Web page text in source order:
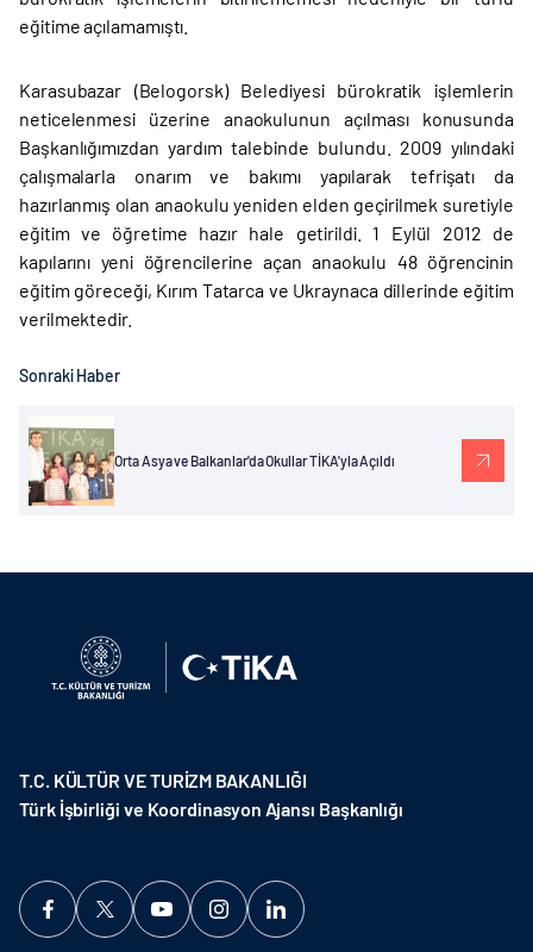
eğitime açılamamıştı.
Karasubazar (Belogorsk) Belediyesi bürokratik işlemlerin
neticelenmesi üzerine anaokulunun açılması konusunda
Başkanlığımızdan yardım talebinde bulundu. 2009 yılındaki
çalışmalarla onarım ve bakımı yapılarak tefrişatı da
hazırlanmış olan anaokulu yeniden elden geçirilmek suretiyle
eğitim ve öğretime hazır hale getirildi. 1 Eylül 2012 de
kapılarını yeni öğrencilerine açan anaokulu 48 öğrencinin
eğitim göreceği, Kırım Tatarca ve Ukraynaca dillerinde eğitim
verilmektedir.
Sonraki Haber
Orta Asya ve Balkanlar'da Okullar TİKA'yla Açıldı
T.C. KÜLTÜR VE TURİZM BAKANLIĞI
Türk İşbirliği ve Koordinasyon Ajansı Başkanlığı